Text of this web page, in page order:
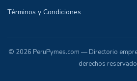
Términos y Condiciones
© 2026 PeruPymes.com — Directorio
derechos